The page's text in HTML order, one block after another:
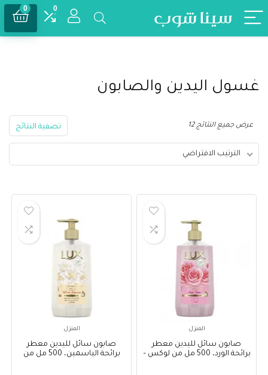
0
0
غسول اليدين والصابون
تصفية النتائج عرض جميع النتائج 12
الترتيب الافتراضي
المنزل
صابون سائل لليدين معطر
برائحة الورد، 500 مل من لوكس –
المنزل
صابون سائل لليدين معطر
برائحة الياسمين، 500 مل من